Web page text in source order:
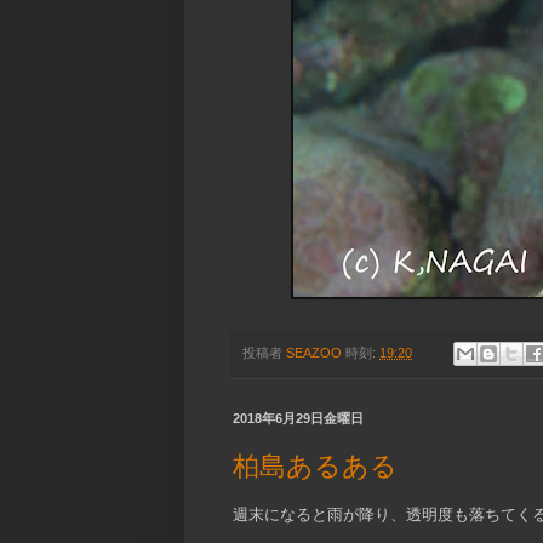
投稿者 SEAZOO 時刻: 19:20
2018年6月29日金曜日
柏島あるある
週末になると雨が降り、透明度も落ちてく